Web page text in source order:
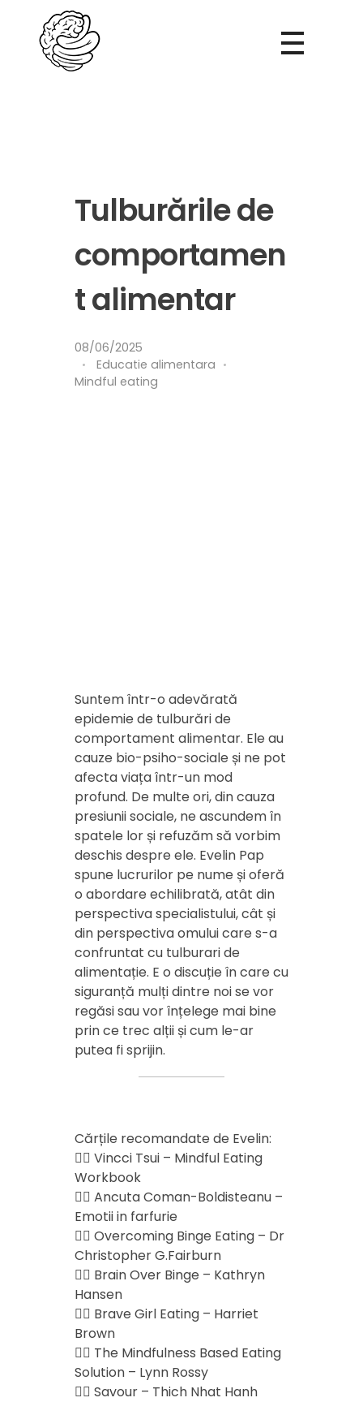
Tulburările de
comportamen
t alimentar
08/06/2025
Educatie alimentara
Mindful eating
Suntem într-o adevărată
epidemie de tulburări de
comportament alimentar. Ele au
cauze bio-psiho-sociale și ne pot
afecta viața într-un mod
profund. De multe ori, din cauza
presiunii sociale, ne ascundem în
spatele lor și refuzăm să vorbim
deschis despre ele. Evelin Pap
spune lucrurilor pe nume și oferă
o abordare echilibrată, atât din
perspectiva specialistului, cât și
din perspectiva omului care s-a
confruntat cu tulburari de
alimentație. E o discuție în care cu
siguranță mulți dintre noi se vor
regăsi sau vor înțelege mai bine
prin ce trec alții și cum le-ar
putea fi sprijin.
Cărțile recomandate de Evelin:
👉🏻 Vincci Tsui – Mindful Eating
Workbook
👉🏻 Ancuta Coman-Boldisteanu –
Emotii in farfurie
👉🏻 Overcoming Binge Eating – Dr
Christopher G.Fairburn
👉🏻 Brain Over Binge – Kathryn
Hansen
👉🏻 Brave Girl Eating – Harriet
Brown
👉🏻 The Mindfulness Based Eating
Solution – Lynn Rossy
👉🏻 Savour – Thich Nhat Hanh